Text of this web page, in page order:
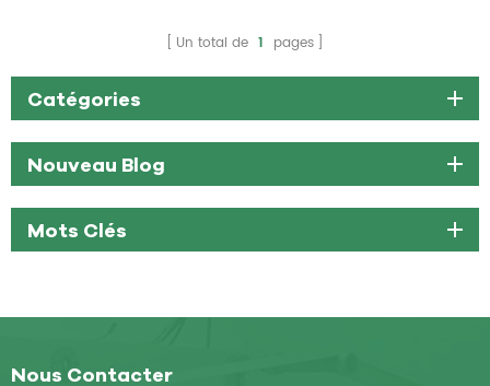
Un total de 1 pages
Catégories
Nouveau Blog
Mots Clés
Nous Contacter